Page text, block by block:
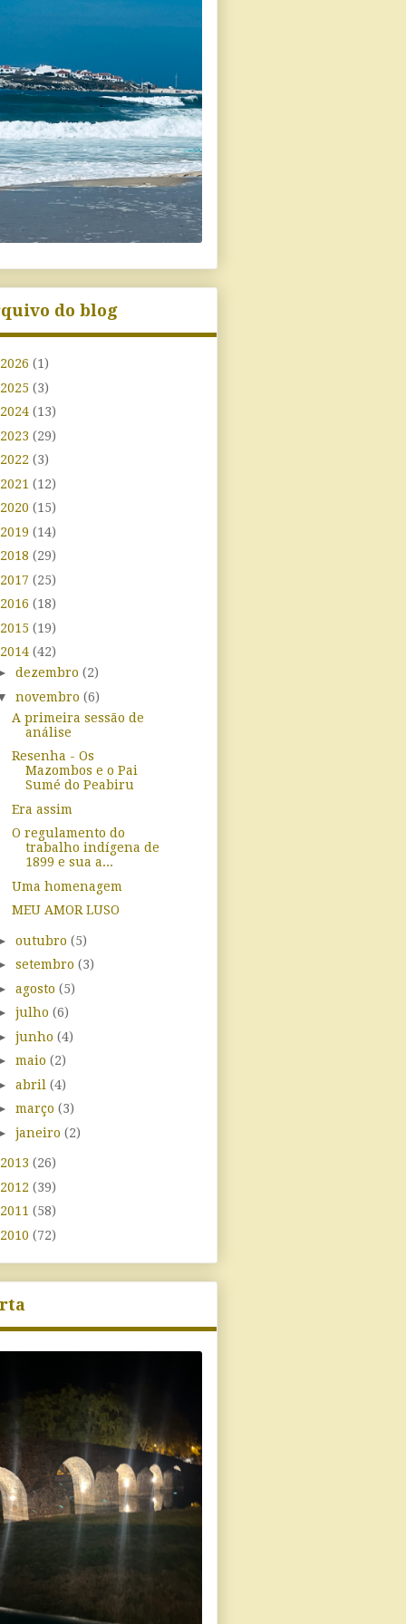
do blog
2026 (1)
2025 (3)
2024 (13)
2023 (29)
2022 (3)
2021 (12)
2020 (15)
2019 (14)
2018 (29)
2017 (25)
2016 (18)
2015 (19)
2014 (42)
dezembro (2)
novembro (6)
A primeira sessão de
análise
Resenha - Os
Mazombos e o Pai
Sumé do Peabiru
Era assim
O regulamento do
trabalho indígena de
1899 e sua a...
Uma homenagem
MEU AMOR LUSO
outubro (5)
setembro (3)
agosto (5)
julho (6)
junho (4)
maio (2)
abril (4)
março (3)
janeiro (2)
2013 (26)
2012 (39)
2011 (58)
2010 (72)